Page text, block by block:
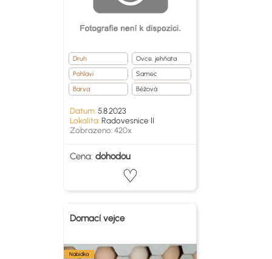
Druh
Ovce, jehňata
Pohlaví
Samec
Barva
Béžová
Datum:5.8.2023
Lokalita:Radovesnice II
Zobrazeno: 420x
Cena: dohodou
Domací vejce
Nabídka